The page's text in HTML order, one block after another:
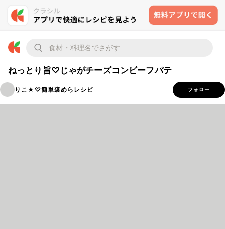
ねっとり旨♡じゃがチーズコンビーフパテ
りこ★♡簡単褒めらレシピ フォロー